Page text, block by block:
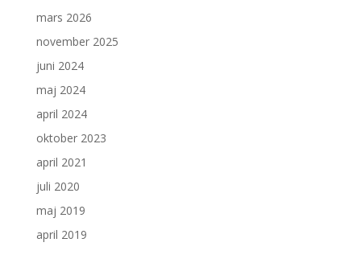
mars 2026
november 2025
juni 2024
maj 2024
april 2024
oktober 2023
april 2021
juli 2020
maj 2019
april 2019